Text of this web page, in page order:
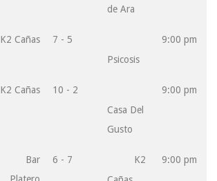
de Ara
K2 Cañas
7 - 5
Psicosis
9:00 pm
K2 Cañas
10 - 2
Casa Del
Gusto
9:00 pm
Bar
6 - 7
K2
9:00 pm